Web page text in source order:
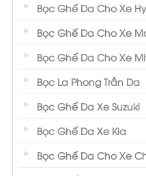
Bọc Ghế Da Cho Xe
Bọc Ghế Da Cho Xe
Bọc Ghế Da Cho Xe
Bọc La Phong Trần Da
Bọc Ghế Da Xe Suzuki
Bọc Ghế Da Xe Kia
Bọc Ghế Da Cho Xe